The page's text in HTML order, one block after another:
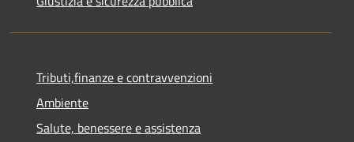
Tributi,finanze e contravvenzioni
Ambiente
Salute, benessere e assistenza